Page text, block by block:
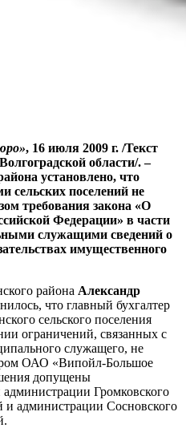
, 16 июля 2009 г. /Текст
области/. –
установлено, что
поселений не
требования закона «О
Федерации» в части
служащими сведений о
имущественного
района Александр
что главный бухгалтер
сельского поселения
ограничений, связанных с
служащего, не
ОАО «Випойл-Большое
допущены
Громковского
и администрации Сосновского